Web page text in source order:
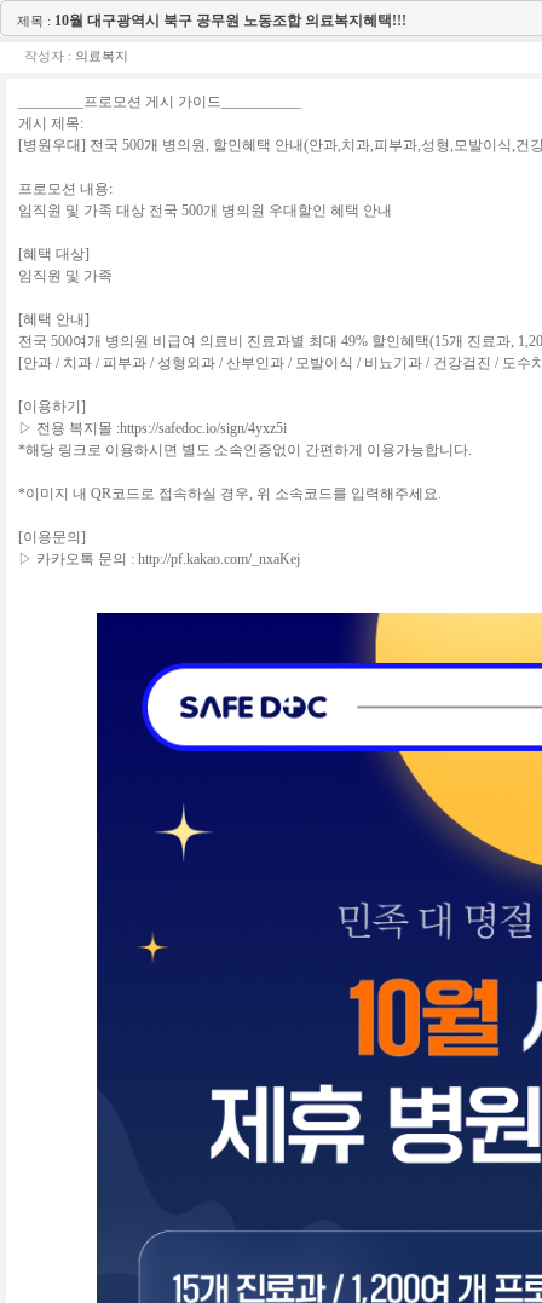
제목 : 10월 대구광역시 북구 공무원 노동조합 의료복지혜택!!!
작성자 : 의료복지
_________프로모션 게시 가이드___________
게시 제목:
[병원우대] 전국 500개 병의원, 할인혜택 안내(안과,치과,피부과,성형,모발이식,건
프로모션 내용:
임직원 및 가족 대상 전국 500개 병의원 우대할인 혜택 안내
[혜택 대상]
임직원 및 가족
[혜택 안내]
전국 500여개 병의원 비급여 의료비 진료과별 최대 49% 할인혜택(15개 진료과,
[안과 / 치과 / 피부과 / 성형외과 / 산부인과 / 모발이식 / 비뇨기과 / 건강검진 / 도
[이용하기]
▷ 전용 복지몰 :https://safedoc.io/sign/4yxz5i
*해당 링크로 이용하시면 별도 소속인증없이 간편하게 이용가능합니다.
*이미지 내 QR코드로 접속하실 경우, 위 소속코드를 입력해주세요.
[이용문의]
▷ 카카오톡 문의 : http://pf.kakao.com/_nxaKej